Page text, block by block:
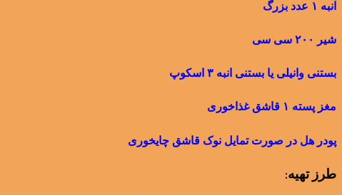
انبه ۱ عدد بزرگ
شیر ۲۰۰ سی سی
بستنی وانیلی یا بستنی انبه ۳ اسکوپ
مغز پسته ۱ قاشق غذاخوری
پودر هل در صورت تمایل نوک قاشق چایخوری
طرز تهیه: